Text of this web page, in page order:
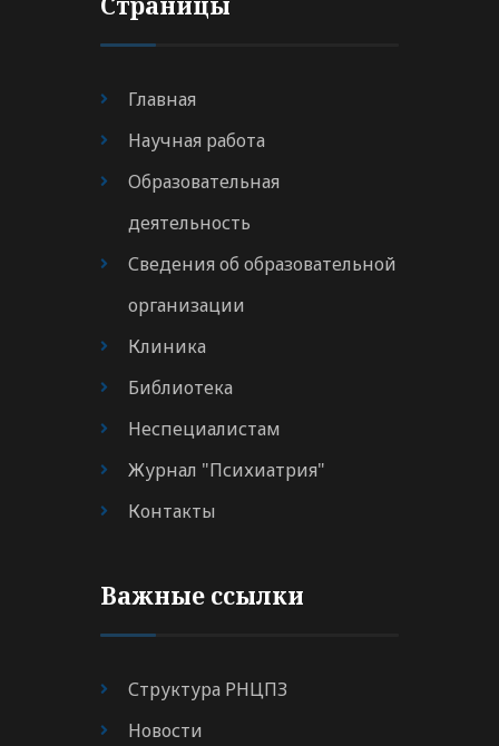
Главная
Научная работа
Образовательная
деятельность
Сведения об образовательной
организации
Клиника
Библиотека
Неспециалистам
Журнал "Психиатрия"
Контакты
Важные ссылки
Структура РНЦПЗ
Новости